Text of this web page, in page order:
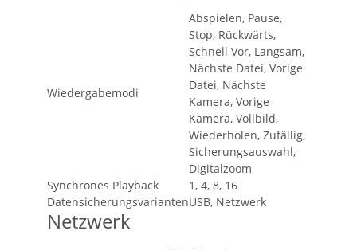
Wiedergabemodi
Abspielen, Pause,
Stop, Rückwärts,
Schnell Vor, Langsam,
Nächste Datei, Vorige
Datei, Nächste
Kamera, Vorige
Kamera, Vollbild,
Wiederholen, Zufällig,
Sicherungsauswahl,
Digitalzoom
Synchrones Playback
1, 4, 8, 16
DatensicherungsvariantenUSB, Netzwerk
Netzwerk